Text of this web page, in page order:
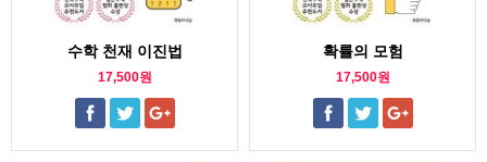
수학 천재 이진법
17,500원
확률의 모험
17,500원